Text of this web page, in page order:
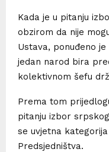
Kada je u pitanju
obzirom da nije
Ustava, ponuđeno
jedan narod bira
kolektivnom šefu
Prema tom
pitanju izbor
se uvjetna
Predsjedništva.